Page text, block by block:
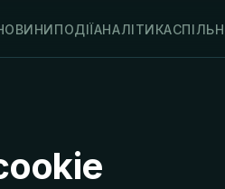
ПОДІЇАНАЛІТИКА